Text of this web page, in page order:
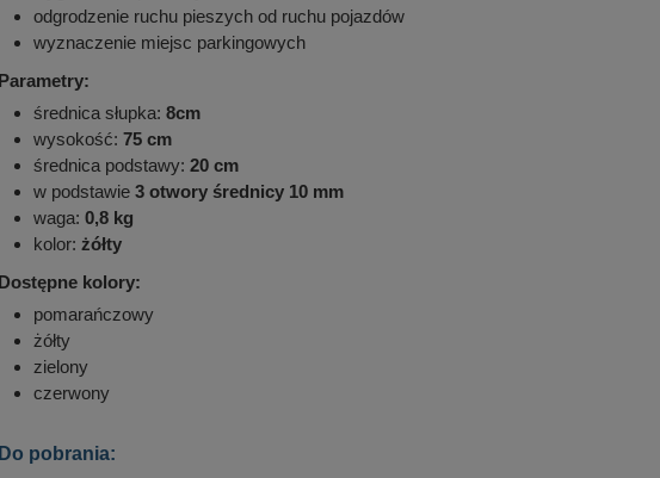
odgrodzenie ruchu pieszych od ruchu pojazdów
wyznaczenie miejsc parkingowych
Parametry:
średnica słupka: 8cm
wysokość: 75 cm
średnica podstawy: 20 cm
w podstawie 3 otwory średnicy 10 mm
waga: 0,8 kg
kolor: żółty
Dostępne kolory:
pomarańczowy
żółty
zielony
czerwony
Do pobrania: